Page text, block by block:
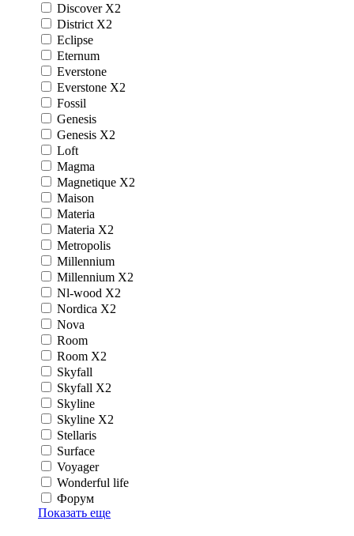
Discover Х2
District Х2
Eclipse
Eternum
Everstone
Everstone Х2
Fossil
Genesis
Genesis Х2
Loft
Magma
Magnetique Х2
Maison
Materia
Materia Х2
Metropolis
Millennium
Millennium Х2
Nl-wood Х2
Nordica Х2
Nova
Room
Room Х2
Skyfall
Skyfall Х2
Skyline
Skyline Х2
Stellaris
Surface
Voyager
Wonderful life
Форум
Показать еще